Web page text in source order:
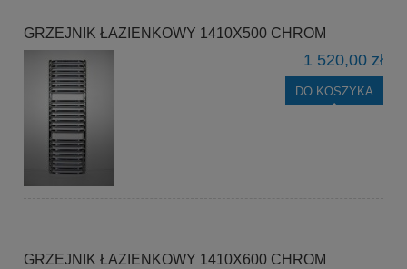
GRZEJNIK ŁAZIENKOWY 1410X500 CHROM
1 520,00 zł
DO KOSZYKA
GRZEJNIK ŁAZIENKOWY 1410X600 CHROM